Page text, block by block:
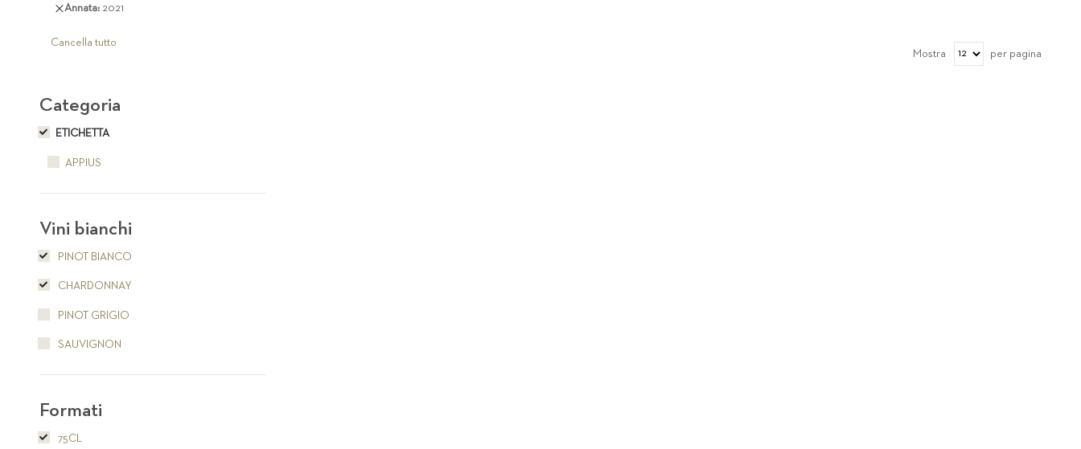
Mostra per pagina
articolo
Annata 2021
Rimuovi
articolo
Cancella tutto
Categoria
ETICHETTA
APPIUS
Vini bianchi
PINOT BIANCO
CHARDONNAY
PINOT GRIGIO
SAUVIGNON
Formati
75CL